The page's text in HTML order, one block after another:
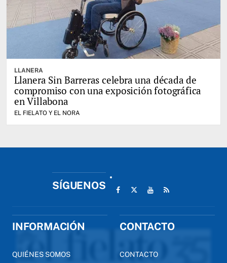
LLANERA
Llanera Sin Barreras celebra una década de
compromiso con una exposición fotográfica
en Villabona
EL FIELATO Y EL NORA
SÍGUENOS
INFORMACIÓN
QUIÉNES SOMOS
CONTACTO
CONTACTO